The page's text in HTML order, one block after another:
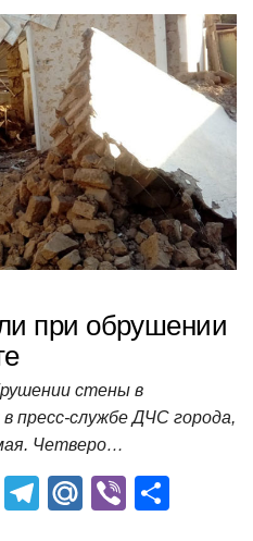
e
gr
a
m
.R
u
er п
р
а
и
т
ь
при обрушении
стены в
пресс-службе ДЧС города,
Четверо…
O
T
M
Vi